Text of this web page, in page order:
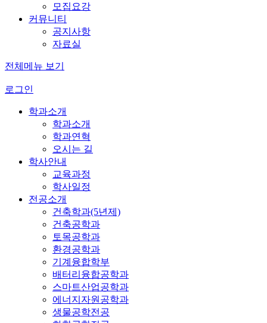
모집요강
커뮤니티
공지사항
자료실
전체메뉴 보기
로그인
학과소개
학과소개
학과연혁
오시는 길
학사안내
교육과정
학사일정
전공소개
건축학과(5년제)
건축공학과
토목공학과
환경공학과
기계융합학부
배터리융합공학과
스마트산업공학과
에너지자원공학과
생물공학전공